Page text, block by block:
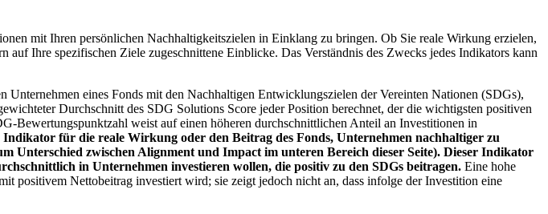
mit Ihren persönlichen Nachhaltigkeitszielen in Einklang zu bringen. Ob Sie reale Wirkung erzielen,
Ihre spezifischen Ziele zugeschnittene Einblicke. Das Verständnis des Zwecks jedes Indikators kann
eines Fonds mit den Nachhaltigen Entwicklungszielen der Vereinten Nationen (SDGs),
Durchschnitt des SDG Solutions Score jeder Position berechnet, der die wichtigsten positiven
Bewertungspunktzahl weist auf einen höheren durchschnittlichen Anteil an Investitionen in
Indikator für die reale Wirkung oder den Beitrag des Fonds, Unternehmen nachhaltiger zu
Unterschied zwischen Alignment und Impact im unteren Bereich dieser Seite). Dieser Indikator
in Unternehmen investieren wollen, die positiv zu den SDGs beitragen. Eine hohe
positivem Nettobeitrag investiert wird; sie zeigt jedoch nicht an, dass infolge der Investition eine